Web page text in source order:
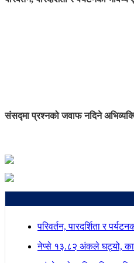
संसद्मा प्रश्नको जवाफ नदिने
परिवर्तन, पारदर्शिता र
नेप्से १३.८२ अंकले घट्यो,